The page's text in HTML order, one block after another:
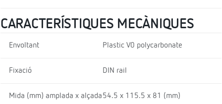
CARACTERÍSTIQUES MECÀNIQUES
Envoltant Plastic V0 polycarbonate
Fixació DIN rail
Mida (mm) amplada x alçada54.5 x 115.5 x 81 (mm)